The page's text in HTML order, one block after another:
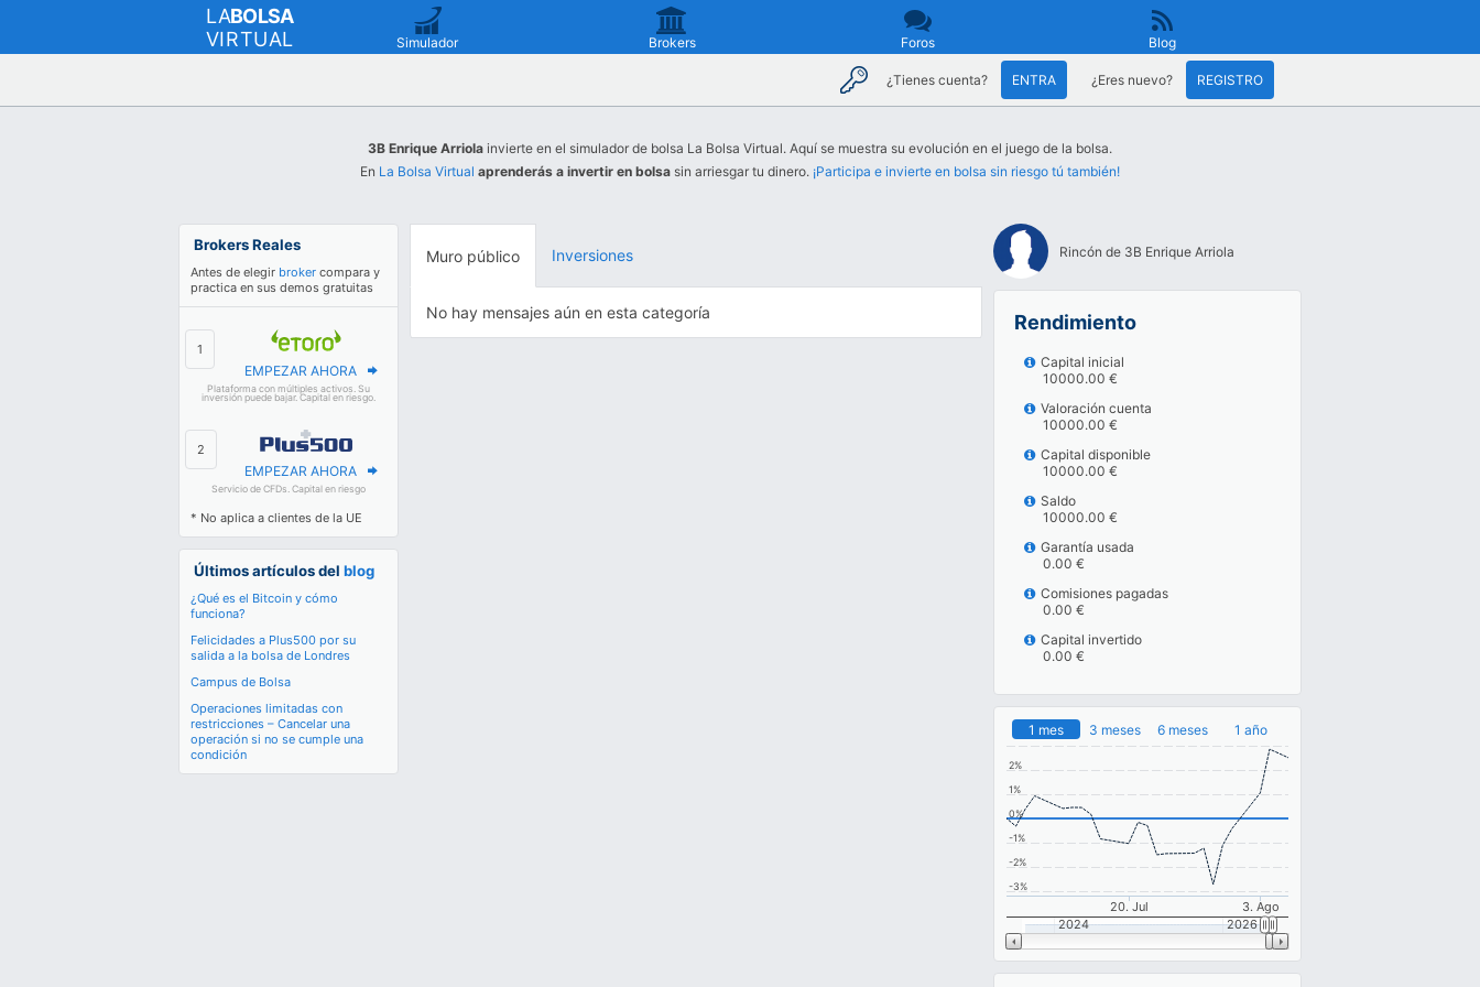
LABOLSA
VIRTUAL
Simulador Brokers Foros Blog
¿Tienes cuenta? ENTRA ¿Eres nuevo? REGISTRO
3B Enrique Arriola invierte en el simulador de bolsa La Bolsa Virtual. Aquí se muestra su evolución en el juego de la bolsa.
En La Bolsa Virtual aprenderás a invertir en bolsa sin arriesgar tu dinero. ¡Participa e invierte en bolsa sin riesgo tú también!
Brokers Reales
Antes de elegir broker compara y
practica en sus demos gratuitas
EMPEZAR AHORA
Plataforma con múltiples activos. Su
inversión puede bajar. Capital en riesgo.
EMPEZAR AHORA
Servicio de CFDs. Capital en riesgo
* No aplica a clientes de la UE
Últimos artículos delblog
¿Qué es el Bitcoin y cómo
funciona?
Felicidades a Plus500 por su
salida a la bolsa de Londres
Campus de Bolsa
Operaciones limitadas con
restricciones – Cancelar una
operación si no se cumple una
condición
Muro público Inversiones
No hay mensajes aún en esta categoría
Rincón de 3B Enrique Arriola
Rendimiento
Capital inicial
10000.00 €
Valoración cuenta
10000.00 €
Capital disponible
10000.00 €
Saldo
10000.00 €
Garantía usada
0.00 €
Comisiones pagadas
0.00 €
Capital invertido
0.00 €
20. Jul 3. Ago
-3%
-2%
-1%
0%
1%
2%
2024 2026
1 mes 3 meses 6 meses 1 año